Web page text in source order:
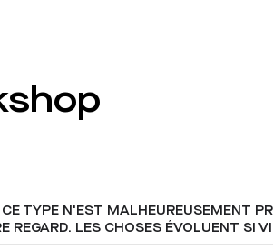
TYPE N'EST MALHEUREUSEMENT
REGARD. LES CHOSES ÉVOLUENT SI